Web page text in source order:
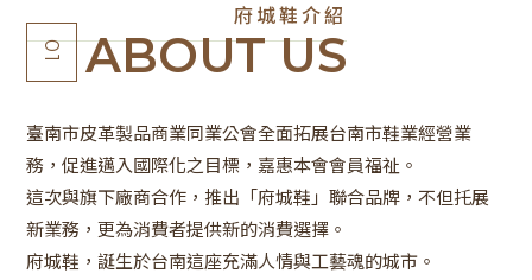
01
府城鞋介紹
ABOUT US
臺南市皮革製品商業同業公會全面拓展台南市鞋業經營業
務，促進邁入國際化之目標，嘉惠本會會員福祉。
這次與旗下廠商合作，推出「府城鞋」聯合品牌，不但托展
新業務，更為消費者提供新的消費選擇。
府城鞋，誕生於台南這座充滿人情與工藝魂的城市。